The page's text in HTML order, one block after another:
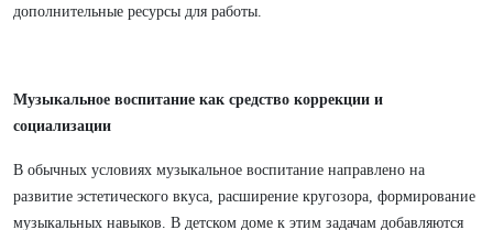
дополнительные ресурсы для работы.
Музыкальное воспитание как средство коррекции и
социализации
В обычных условиях музыкальное воспитание направлено на
развитие эстетического вкуса, расширение кругозора, формирование
музыкальных навыков. В детском доме к этим задачам добавляются